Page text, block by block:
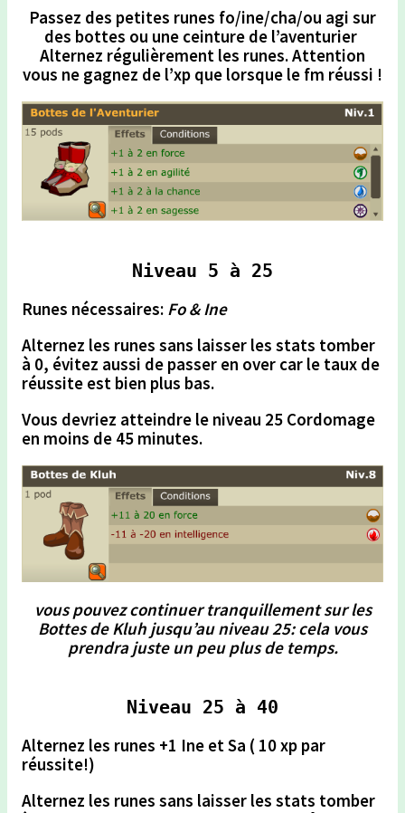
Passez des petites runes fo/ine/cha/ou agi sur
des bottes ou une ceinture de l’aventurier
Alternez régulièrement les runes. Attention
vous ne gagnez de l’xp que lorsque le fm réussi !
Niveau 5 à 25
Runes nécessaires: Fo & Ine
Alternez les runes sans laisser les stats tomber
à 0, évitez aussi de passer en over car le taux de
réussite est bien plus bas.
Vous devriez atteindre le niveau 25 Cordomage
en moins de 45 minutes.
vous pouvez continuer tranquillement sur les
Bottes de Kluh jusqu’au niveau 25: cela vous
prendra juste un peu plus de temps.
Niveau 25 à 40
Alternez les runes +1 Ine et Sa ( 10 xp par
réussite!)
Alternez les runes sans laisser les stats tomber